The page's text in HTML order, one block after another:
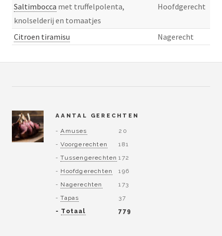
Saltimbocca met truffelpolenta,
knolselderij en tomaatjes
Hoofdgerecht
Citroen tiramisu Nagerecht
AANTAL GERECHTEN
-Amuses
-Voorgerechten
-Tussengerechten
- Hoofdgerechten
- Nagerechten
-Tapas
- Totaal
20
181
172
196
173
37
779